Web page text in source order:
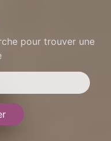
pour trouver une